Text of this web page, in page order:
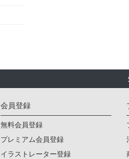
会員登録
無料会員登録
プレミアム会員登録
イラストレーター登録